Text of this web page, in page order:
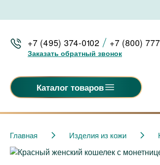
+7 (495) 374-0102 +7 (800)
Заказать обратный звонок
Каталог товаров
Главная Изделия из кожи